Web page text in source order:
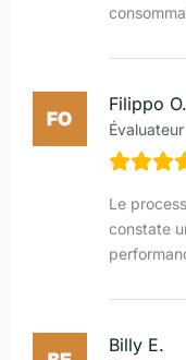
Filippo O.
Évaluateur
Le
constate
Billy E.